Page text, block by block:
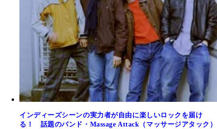
インディーズシーンの実力者が自由に楽しいロックを届け
る！ 話題のバンド・Massage Attack（マッサージアタック）